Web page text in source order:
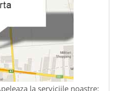
la serviciile noastre: